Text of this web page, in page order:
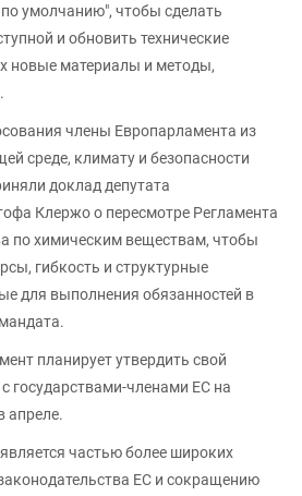
умолчанию", чтобы сделать
и обновить технические
новые материалы и методы,
члены Европарламента из
среде, климату и безопасности
доклад депутата
Клержо о пересмотре Регламента
по химическим веществам, чтобы
гибкость и структурные
для выполнения обязанностей в
планирует утвердить свой
государствами-членами ЕС на
апреле.
частью более широких
ЕС и сокращению